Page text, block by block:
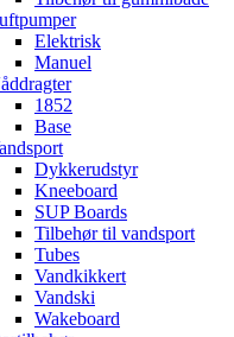
Elektrisk
Manuel
1852
Base
Dykkerudstyr
Kneeboard
SUP Boards
Tilbehør til vandsport
Tubes
Vandkikkert
Vandski
Wakeboard